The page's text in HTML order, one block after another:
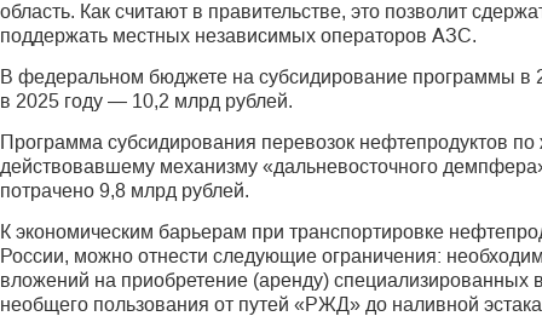
область. Как считают в правительстве, это позволит
поддержать местных независимых операторов АЗС.
В федеральном бюджете на субсидирование программы в
в 2025 году — 10,2 млрд рублей.
Программа субсидирования перевозок нефтепродуктов
действовавшему механизму «дальневосточного
потрачено 9,8 млрд рублей.
К экономическим барьерам при транспортировке
России, можно отнести следующие ограничения:
вложений на приобретение (аренду) специализированных
необщего пользования от путей «РЖД» до наливной